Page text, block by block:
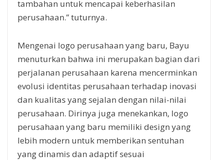
tambahan untuk mencapai keberhasilan
perusahaan.” tuturnya.
Mengenai logo perusahaan yang baru, Bayu
menuturkan bahwa ini merupakan bagian dari
perjalanan perusahaan karena mencerminkan
evolusi identitas perusahaan terhadap inovasi
dan kualitas yang sejalan dengan nilai-nilai
perusahaan. Dirinya juga menekankan, logo
perusahaan yang baru memiliki design yang
lebih modern untuk memberikan sentuhan
yang dinamis dan adaptif sesuai